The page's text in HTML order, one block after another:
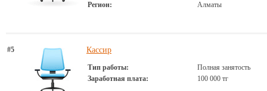
Регион: Алматы
#5 Кассир
Тип работы:
Полная занятость
Заработная плата:
100 000 тг